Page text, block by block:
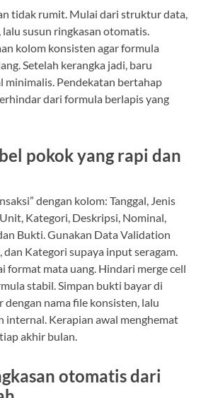
tidak rumit. Mulai dari struktur data,
susun ringkasan otomatis.
kolom konsisten agar formula
Setelah kerangka jadi, baru
minimalis. Pendekatan bertahap
dari formula berlapis yang
pokok yang rapi dan
dengan kolom: Tanggal, Jenis
Kategori, Deskripsi, Nominal,
Bukti. Gunakan Data Validation
dan Kategori supaya input seragam.
format mata uang. Hindari merge cell
stabil. Simpan bukti bayar di
nama file konsisten, lalu
internal. Kerapian awal menghemat
akhir bulan.
otomatis dari